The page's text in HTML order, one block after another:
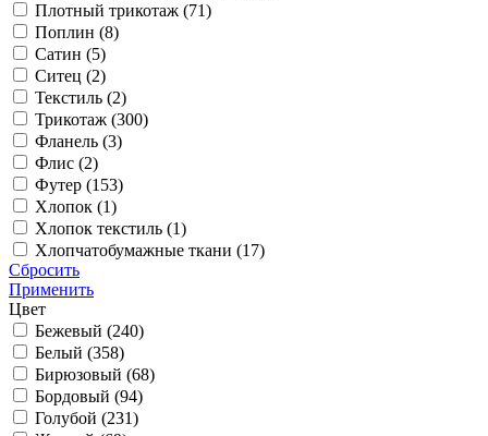
Плотный трикотаж (71)
Поплин (8)
Сатин (5)
Ситец (2)
Текстиль (2)
Трикотаж (300)
Фланель (3)
Флис (2)
Футер (153)
Хлопок (1)
Хлопок текстиль (1)
Хлопчатобумажные ткани (17)
Сбросить
Применить
Цвет
Бежевый (240)
Белый (358)
Бирюзовый (68)
Бордовый (94)
Голубой (231)